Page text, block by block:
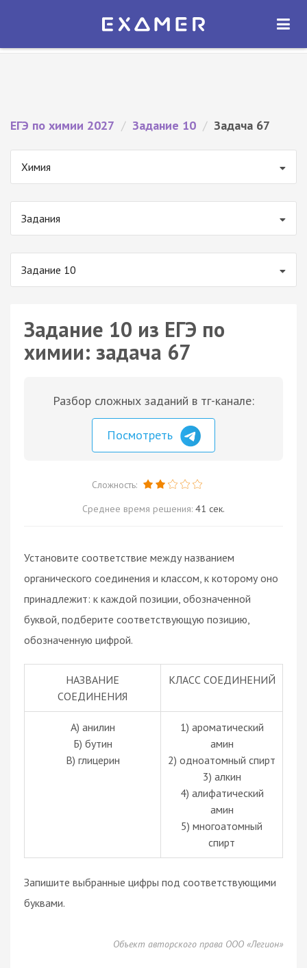
Экзамер — ЕГЭ 2027
ОТКРЫТЬ
ЕГЭ по химии 2027 / Задание 10 / Задача 67
Химия
Задания
Задание 10
Задание 10 из ЕГЭ по
химии: задача 67
Разбор сложных заданий в тг-канале:
Посмотреть
Сложность:
Среднее время решения: 41 сек.
Установите соответствие между названием
органического соединения и классом, к которому оно
принадлежит: к каждой позиции, обозначенной
буквой, подберите соответствующую позицию,
обозначенную цифрой.
НАЗВАНИЕ
СОЕДИНЕНИЯ
КЛАСС СОЕДИНЕНИЙ
А) анилин
Б) бутин
В) глицерин
1) ароматический
амин
2) одноатомный спирт
3) алкин
4) алифатический
амин
5) многоатомный
спирт
Запишите выбранные цифры под соответствующими
буквами.
Объект авторского права ООО «Легион»